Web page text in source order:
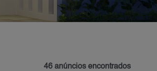
46 anúncios encontrados